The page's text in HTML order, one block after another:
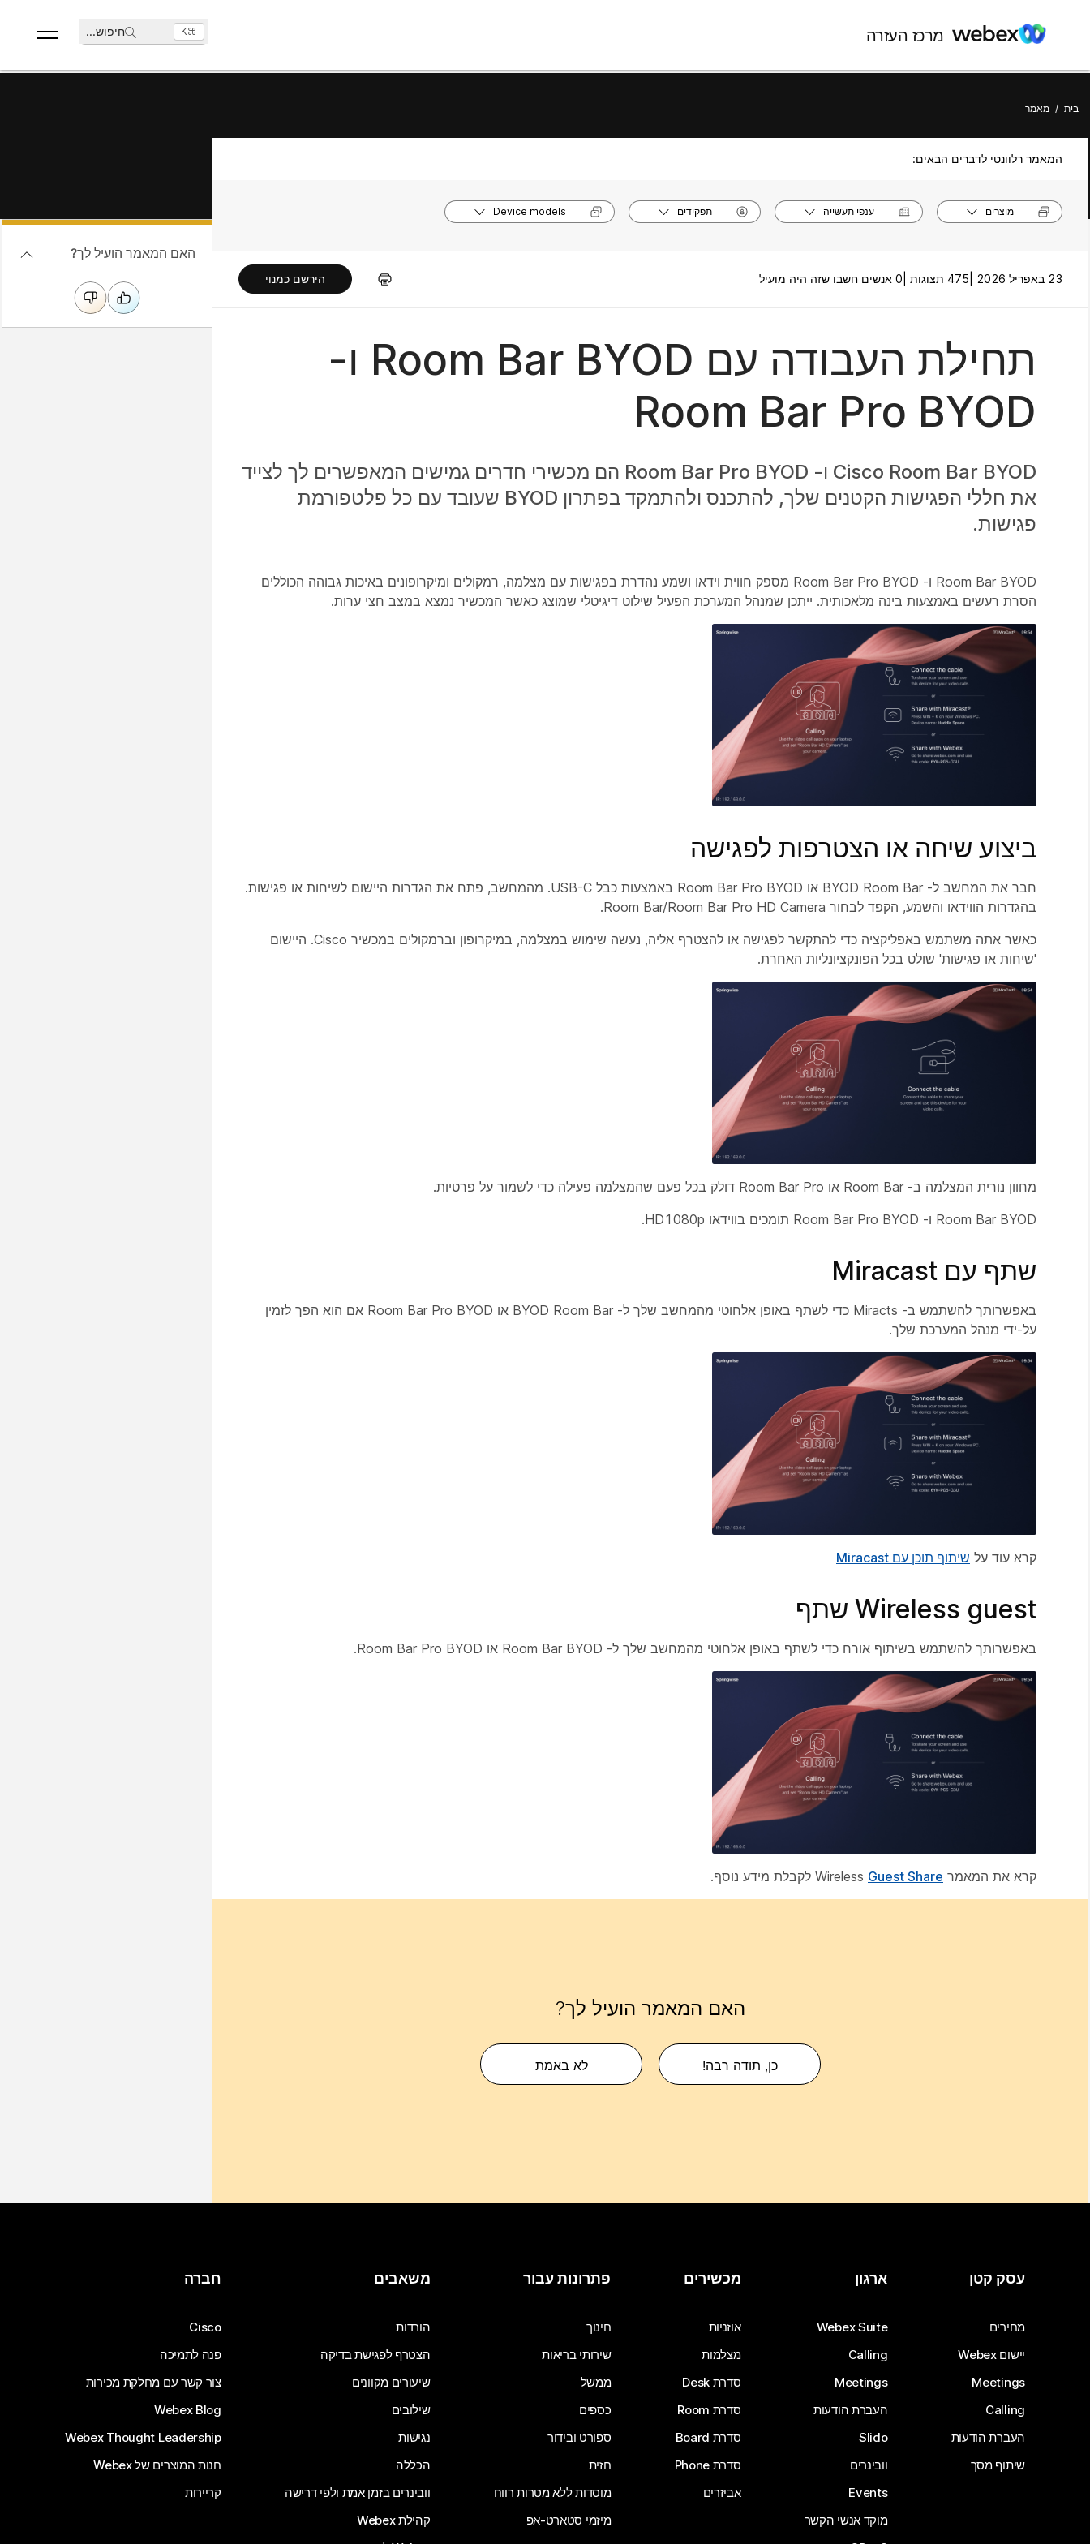
מרכז העזרה חיפוש... ⌘K
בית / מאמר
המאמר רלוונטי לדברים הבאים:
מוצרים ענפי תעשייה תפקידים Device models
23 באפריל 2026 | 475 תצוגות | 0 אנשים חשבו שזה היה מועיל הירשם כמנוי
תחילת העבודה עם Room Bar BYOD ו-
Room Bar Pro BYOD
Cisco Room Bar BYOD ו- Room Bar Pro BYOD הם מכשירי חדרים גמישים המאפשרים לך לצייד
את חללי הפגישות הקטנים שלך, להתכנס ולהתמקד בפתרון BYOD שעובד עם כל פלטפורמת
פגישות.
Room Bar BYOD ו- Room Bar Pro BYOD מספק חווית וידאו ושמע נהדרת בפגישות עם מצלמה, רמקולים ומיקרופונים באיכות גבוהה הכוללים
הסרת רעשים באמצעות בינה מלאכותית. ייתכן שמנהל המערכת הפעיל שילוט דיגיטלי שמוצג כאשר המכשיר נמצא במצב חצי ערות.
ביצוע שיחה או הצטרפות לפגישה
חבר את המחשב ל- BYOD Room Bar או Room Bar Pro BYOD באמצעות כבל USB-C. מהמחשב, פתח את הגדרות היישום לשיחות או פגישות.
בהגדרות הווידאו והשמע, הקפד לבחור Room Bar/Room Bar Pro HD Camera.
כאשר אתה משתמש באפליקציה כדי להתקשר לפגישה או להצטרף אליה, נעשה שימוש במצלמה, במיקרופון וברמקולים במכשיר Cisco. היישום
'שיחות או פגישות' שולט בכל הפונקציונליות האחרת.
מחוון נורית המצלמה ב- Room Bar או Room Bar Pro דולק בכל פעם שהמצלמה פעילה כדי לשמור על פרטיות.
Room Bar BYOD ו- Room Bar Pro BYOD תומכים בווידאו HD1080p.
שתף עם Miracast
באפשרותך להשתמש ב- Miracts כדי לשתף באופן אלחוטי מהמחשב שלך ל- BYOD Room Bar או Room Bar Pro BYOD אם הוא הפך לזמין
על-ידי מנהל המערכת שלך.
קרא עוד על שיתוף תוכן עם Miracast
Wireless guest שתף
באפשרותך להשתמש בשיתוף אורח כדי לשתף באופן אלחוטי מהמחשב שלך ל- Room Bar BYOD או Room Bar Pro BYOD.
קרא את המאמר Wireless Guest Share לקבלת מידע נוסף.
האם המאמר הועיל לך?
כן, תודה רבה! לא באמת
האם המאמר הועיל לך?
עסק קטן
מחירים
יישום Webex
Meetings
Calling
העברת הודעות
שיתוף מסך
ארגון
Webex Suite
Calling
Meetings
העברת הודעות
Slido
וובינרים
Events
מוקד אנשי הקשר
מכשירים
אוזניות
מצלמות
סדרת Desk
סדרת Room
סדרת Board
סדרת Phone
אביזרים
פתרונות עבור
חינוך
שירותי בריאות
ממשל
כספים
ספורט ובידור
חזית
מוסדות ללא מטרות רווח
מיזמי סטארט-אפ
משאבים
הורדות
הצטרף לפגישת בדיקה
שיעורים מקוונים
שילובים
נגישות
הכללה
וובינרים בזמן אמת ולפי דרישה
קהילת Webex
חברה
Cisco
פנה לתמיכה
צור קשר עם מחלקת מכירות
Webex Blog
Webex Thought Leadership
חנות המוצרים של Webex
קריירות